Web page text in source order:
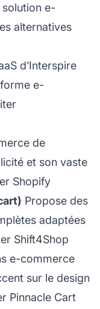
solution e-
alternatives
d’Interspire
e-
de
et son vaste
Shopify
Propose des
adaptées
Shift4Shop
e-commerce
sur le design
Pinnacle Cart